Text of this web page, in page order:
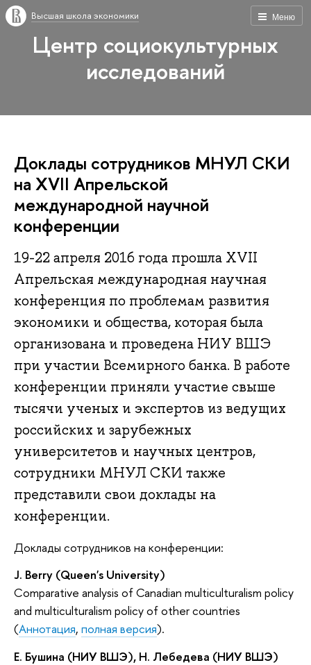
Меню
Высшая школа экономики
Центр социокультурных
исследований
Доклады сотрудников МНУЛ СКИ
на XVII Апрельской
международной научной
конференции
19-22 апреля 2016 года прошла XVII
Апрельская международная научная
конференция по проблемам развития
экономики и общества, которая была
организована и проведена НИУ ВШЭ
при участии Всемирного банка. В работе
конференции приняли участие свыше
тысячи ученых и экспертов из ведущих
российских и зарубежных
университетов и научных центров,
сотрудники МНУЛ СКИ также
представили свои доклады на
конференции.
Доклады сотрудников на конференции:
J. Berry (Queen's University)
Comparative analysis of Canadian multiculturalism policy
and multiculturalism policy of other countries
(Аннотация, полная версия).
Е. Бушина (НИУ ВШЭ), Н. Лебедева (НИУ ВШЭ)